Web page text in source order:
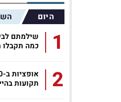
היום
1
כמה תקבלו
2
תקועות